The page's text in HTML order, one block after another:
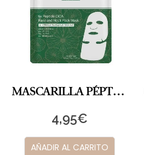
MASCARILLA PÉPTIDOS CICA II
4,95€
AÑADIR AL CARRITO